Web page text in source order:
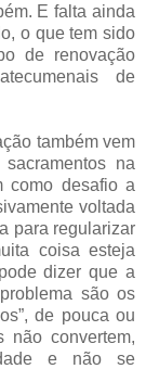
E falta ainda
o que tem sido
de renovação
de
também vem
na
como desafio a
voltada
para regularizar
coisa esteja
dizer que a
são os
de pouca ou
não convertem,
e não se